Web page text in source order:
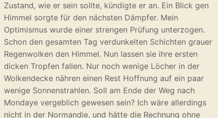
Zustand, wie er sein sollte, kündigte er an. Ein Blick gen
Himmel sorgte für den nächsten Dämpfer. Mein
Optimismus wurde einer strengen Prüfung unterzogen.
Schon den gesamten Tag verdunkelten Schichten grauer
Regenwolken den Himmel. Nun lassen sie ihre ersten
dicken Tropfen fallen. Nur noch wenige Löcher in der
Wolkendecke nähren einen Rest Hoffnung auf ein paar
wenige Sonnenstrahlen. Soll am Ende der Weg nach
Mondaye vergeblich gewesen sein? Ich wäre allerdings
nicht in der Normandie, und hätte die Rechnung ohne